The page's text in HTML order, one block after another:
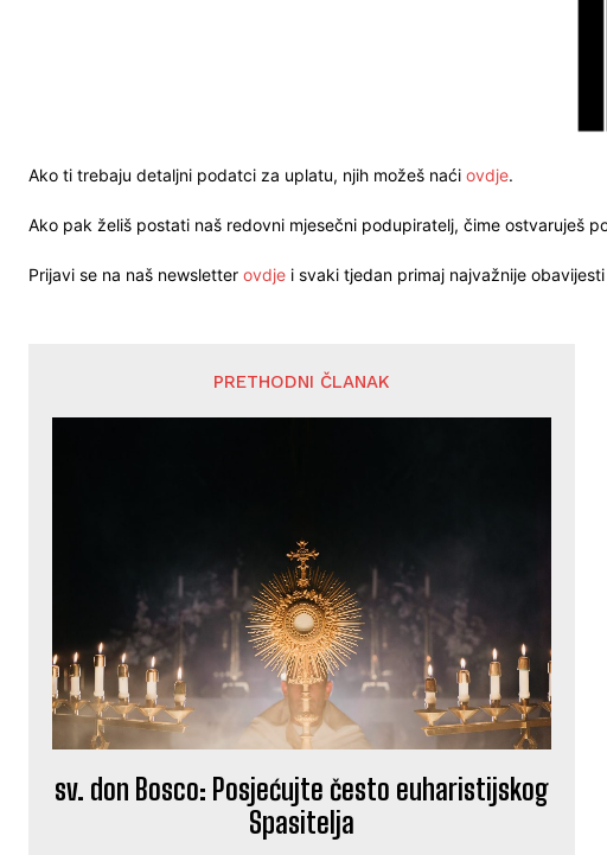
Ako ti trebaju detaljni podatci za uplatu, njih možeš naći ovdje.
Ako pak želiš postati naš redovni mjesečni podupiratelj, čime ostvaruješ
Prijavi se na naš newsletter ovdje i svaki tjedan primaj najvažnije
PRETHODNI ČLANAK
sv. don Bosco: Posjećujte često euharistijskog
Spasitelja